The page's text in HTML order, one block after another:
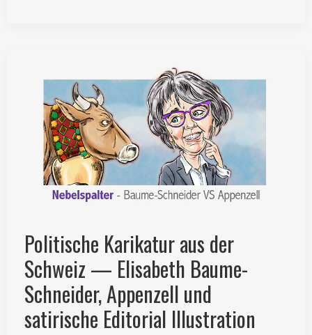
Cartoon,
Kulturschock
satirische
Illustration
Politische Karikatur aus der
Schweiz — Elisabeth Baume-
Schneider, Appenzell und
satirische Editorial Illustration